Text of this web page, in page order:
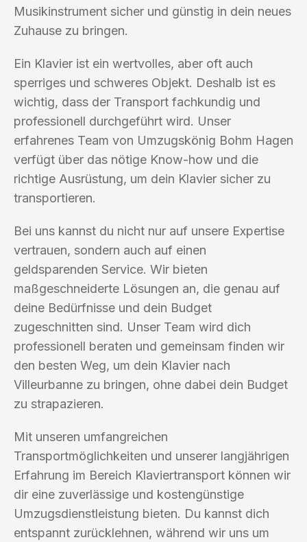
Musikinstrument sicher und günstig in dein neues
Zuhause zu bringen.
Ein Klavier ist ein wertvolles, aber oft auch
sperriges und schweres Objekt. Deshalb ist es
wichtig, dass der Transport fachkundig und
professionell durchgeführt wird. Unser
erfahrenes Team von Umzugskönig Bohm Hagen
verfügt über das nötige Know-how und die
richtige Ausrüstung, um dein Klavier sicher zu
transportieren.
Bei uns kannst du nicht nur auf unsere Expertise
vertrauen, sondern auch auf einen
geldsparenden Service. Wir bieten
maßgeschneiderte Lösungen an, die genau auf
deine Bedürfnisse und dein Budget
zugeschnitten sind. Unser Team wird dich
professionell beraten und gemeinsam finden wir
den besten Weg, um dein Klavier nach
Villeurbanne zu bringen, ohne dabei dein Budget
zu strapazieren.
Mit unseren umfangreichen
Transportmöglichkeiten und unserer langjährigen
Erfahrung im Bereich Klaviertransport können wir
dir eine zuverlässige und kostengünstige
Umzugsdienstleistung bieten. Du kannst dich
entspannt zurücklehnen, während wir uns um